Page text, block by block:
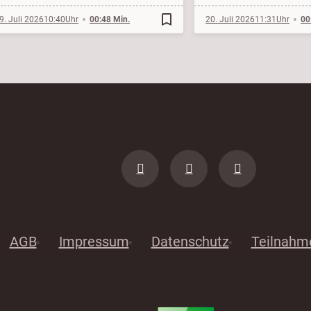
Juli 202610:40 00:48 Min. bookmark_border 20. Juli 202611:31
AGB Impressum Datenschutz